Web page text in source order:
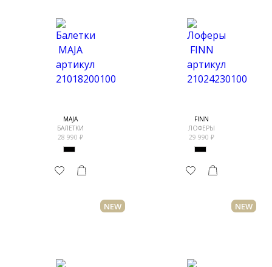
MAJA
БАЛЕТКИ
28 990
FINN
ЛОФЕРЫ
29 990
NEW NEW